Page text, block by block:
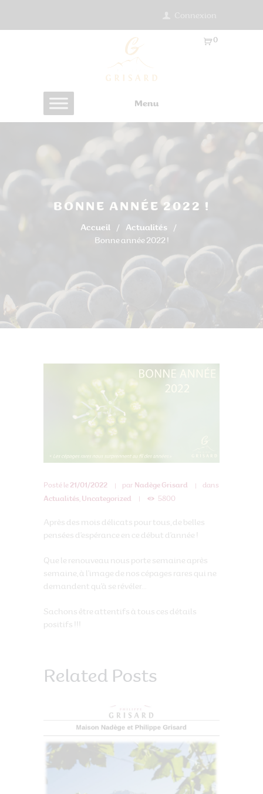
Menu
0
BONNE ANNÉE 2022 !
Accueil
Actualités
Bonne année 2022 !
Posté le 21/01/2022 par Nadège Grisard
dans
Actualités, Uncategorized 5800
Après des mois délicats pour tous, de belles
pensées d’espérance en ce début d’année !
Que le renouveau nous porte semaine après
semaine, à l’image de nos cépages rares qui ne
demandent qu’à se révéler…
Sachons être attentifs à tous ces détails
positifs !!!
Related Posts